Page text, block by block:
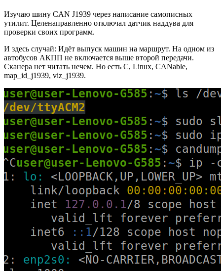
Изучаю шину CAN J1939 через написание самописных
утилит. Целенаправленно отключал датчик наддува для
проверки своих программ.
И здесь случай: Идёт выпуск машин на маршрут. На одном из
автобусов АКПП не включается выше второй передачи.
Сканера нет читать нечем. Но есть C, Linux, CANable,
map_id_j1939, viz_j1939.